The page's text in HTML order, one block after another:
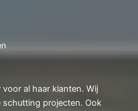
al haar klanten. Wij
schutting projecten. Ook